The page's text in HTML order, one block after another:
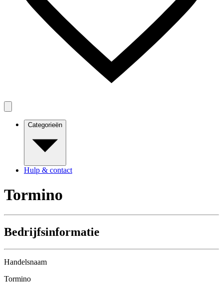
Categorieën
Hulp & contact
Tormino
Bedrijfsinformatie
Handelsnaam
Tormino